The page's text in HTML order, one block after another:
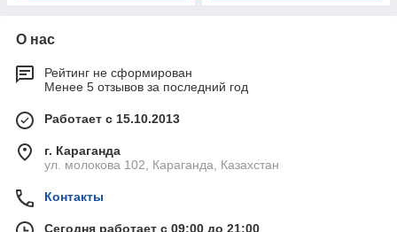
О нас
Рейтинг не сформирован
Менее 5 отзывов за последний год
Работает с 15.10.2013
г. Караганда
ул. молокова 102, Караганда, Казахстан
Контакты
Сегодня работает с 09:00 до 21:00